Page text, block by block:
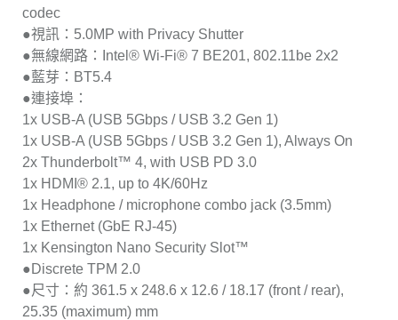
codec
●視訊：5.0MP with Privacy Shutter
●無線網路：Intel® Wi-Fi® 7 BE201, 802.11be 2x2
●藍芽：BT5.4
●連接埠：
1x USB-A (USB 5Gbps / USB 3.2 Gen 1)
1x USB-A (USB 5Gbps / USB 3.2 Gen 1), Always On
2x Thunderbolt™ 4, with USB PD 3.0
1x HDMI® 2.1, up to 4K/60Hz
1x Headphone / microphone combo jack (3.5mm)
1x Ethernet (GbE RJ-45)
1x Kensington Nano Security Slot™
●Discrete TPM 2.0
●尺寸：約 361.5 x 248.6 x 12.6 / 18.17 (front / rear),
25.35 (maximum) mm